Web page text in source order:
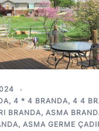
, 4 * 4 BRANDA, 4 4
BRANDA, ASMA
, ASMA GERME